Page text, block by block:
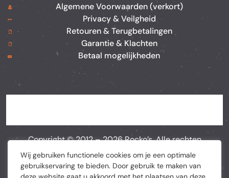
Wij gebruiken functionele cookies om je een optimale
gebruikservaring te bieden. Door gebruik te maken van
Algemene Voorwaarden (verkort)
Privacy & Veilgheid
Retouren & Terugbetalingen
Garantie & Klachten
Betaal mogelijkheden
Copyright © 2012 –2026Rocko’s. Alle rechten
voorbehouden. Webshop doorBEWISE Solutions